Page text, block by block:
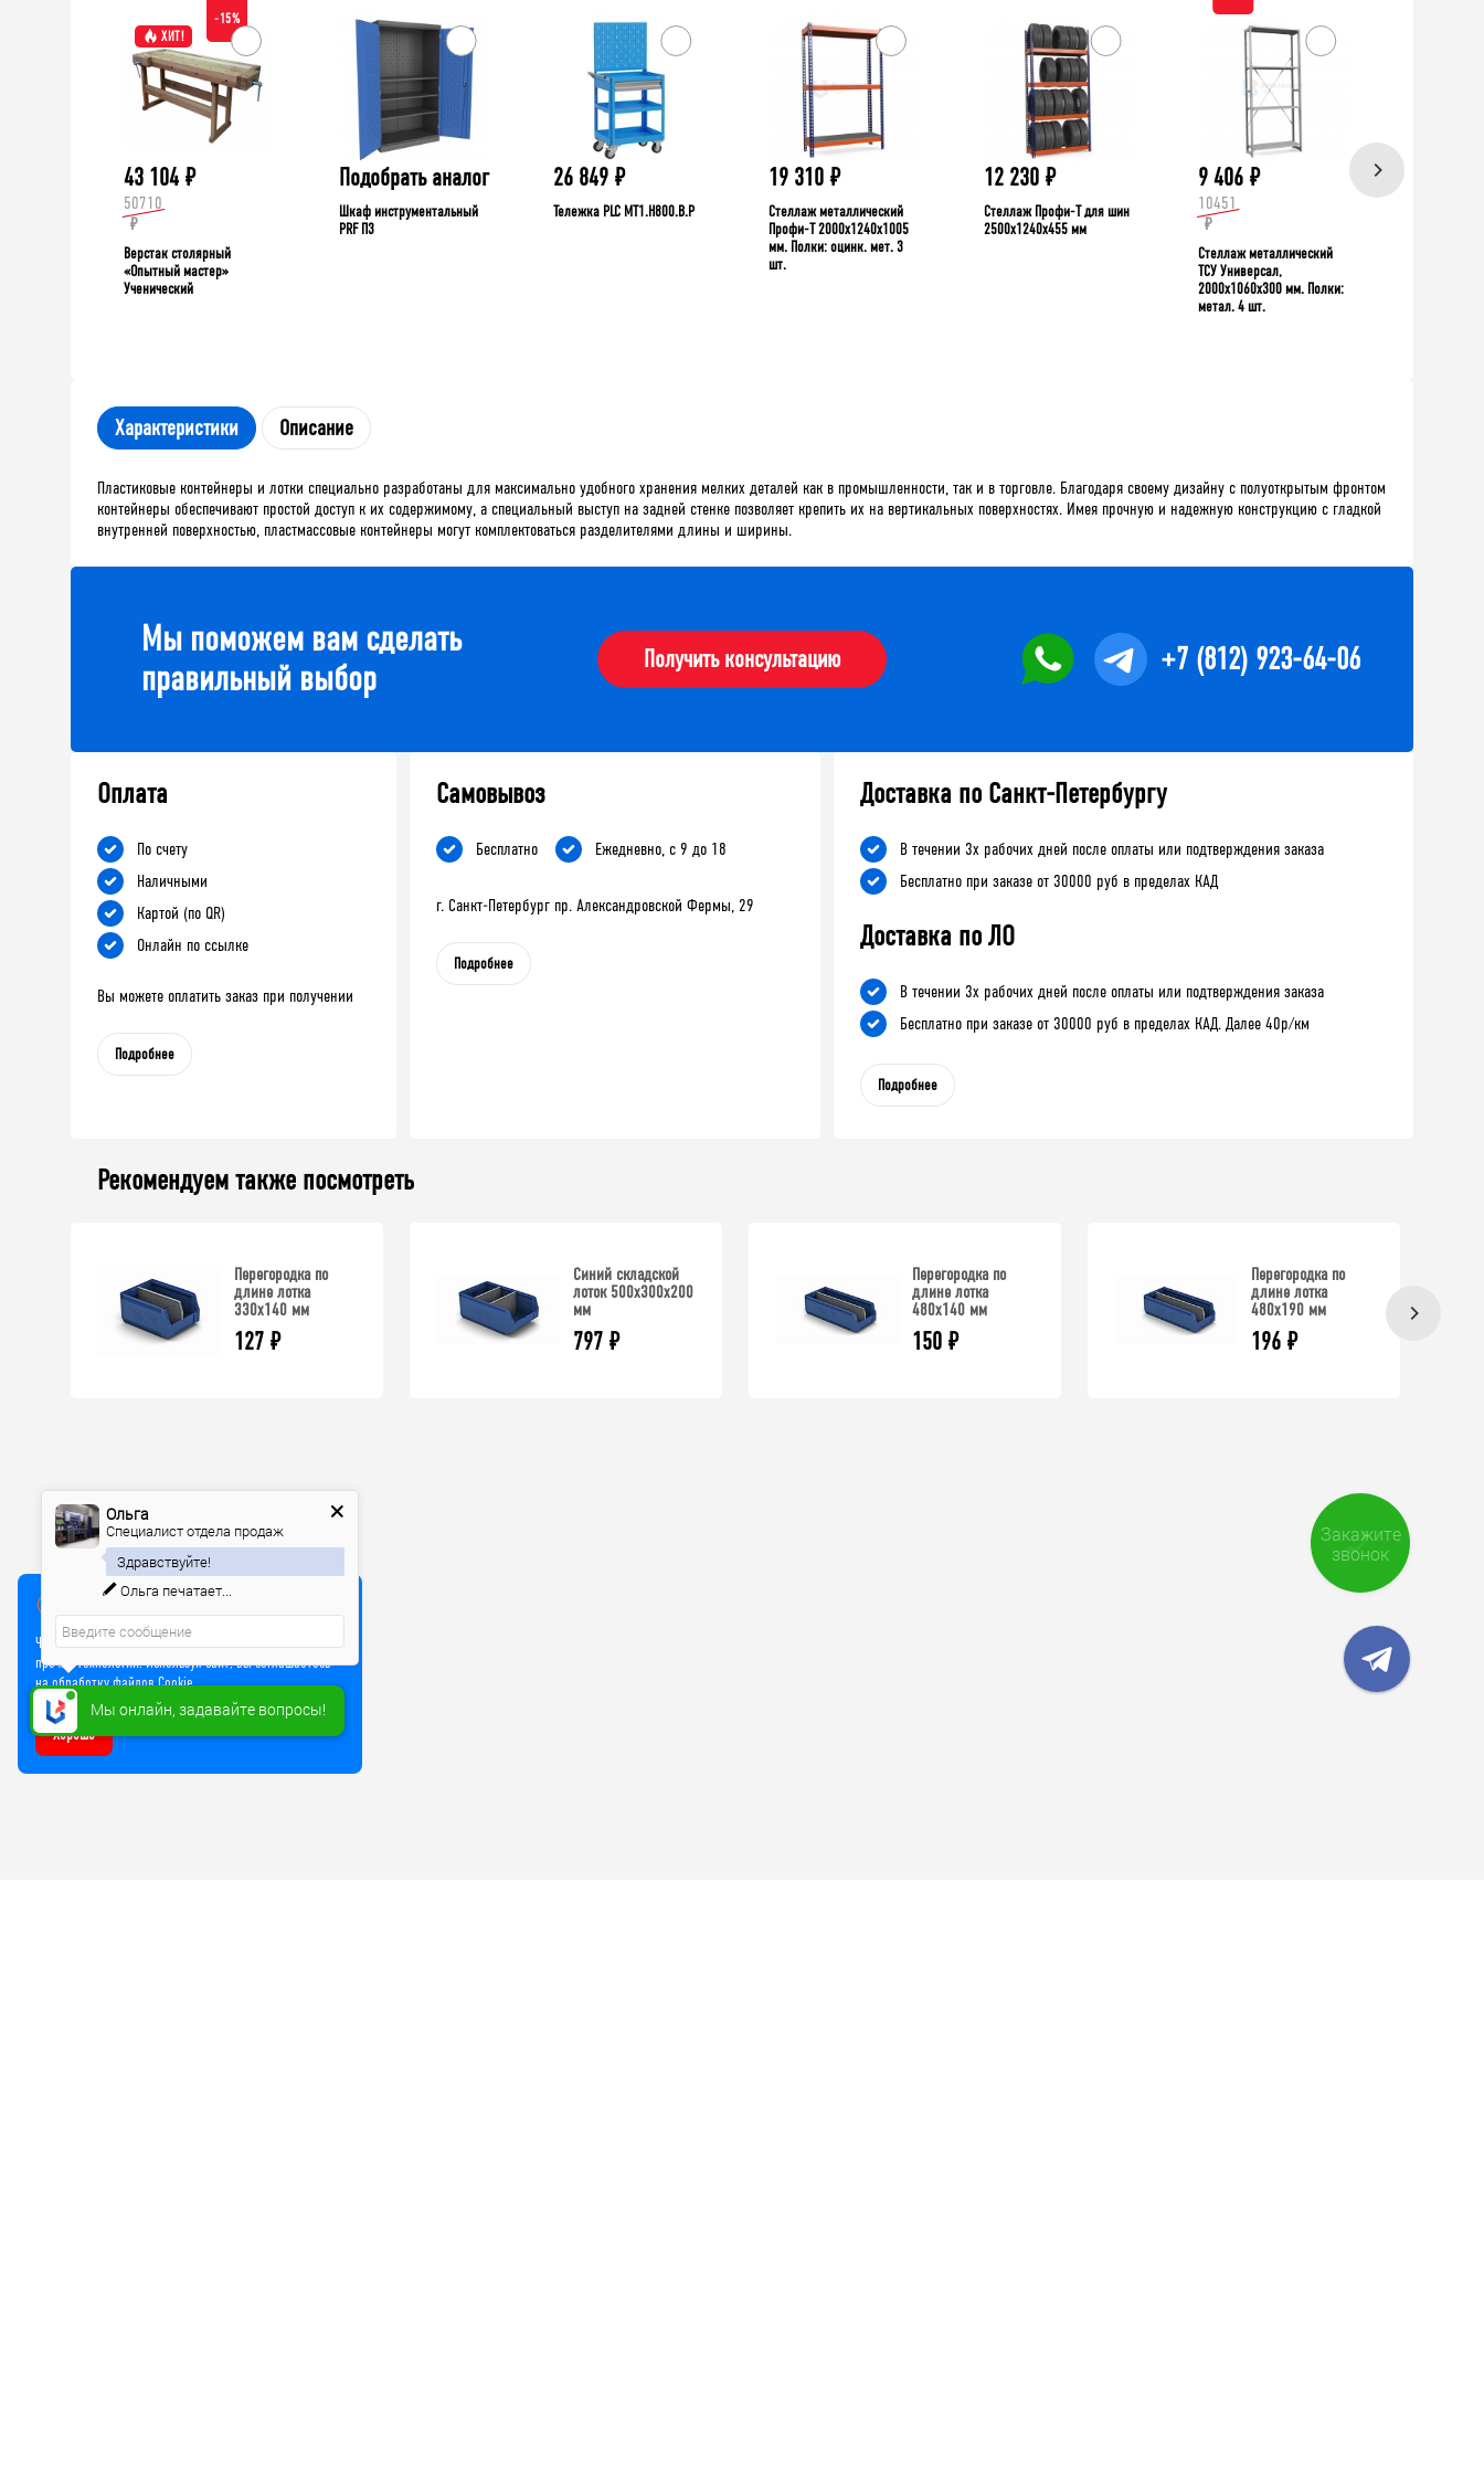
ХИТ!
-15%
43 104 ₽
50710
₽
Верстак столярный
«Опытный мастер»
Ученический
Подобрать аналог
Шкаф инструментальный
PRF П3
26 849 ₽
Тележка PLC МT1.H800.В.Р
19 310 ₽
Стеллаж металлический
Профи-Т 2000x1240x1005
мм. Полки: оцинк. мет. 3
шт.
12 230 ₽
Стеллаж Профи-Т для шин
2500x1240x455 мм
9 406 ₽
10451
₽
Стеллаж металлический
ТСУ Универсал,
2000x1060x300 мм. Полки:
метал. 4 шт.
Характеристики Описание
Пластиковые контейнеры и лотки специально разработаны для максимально удобного хранения мелких деталей как в промышленности, так и в торговле. Благодаря своему дизайну с полуоткрытым фронтом
контейнеры обеспечивают простой доступ к их содержимому, а специальный выступ на задней стенке позволяет крепить их на вертикальных поверхностях. Имея прочную и надежную конструкцию с гладкой
внутренней поверхностью, пластмассовые контейнеры могут комплектоваться разделителями длины и ширины.
Мы поможем вам сделать
правильный выбор
Получить консультацию +7 (812) 923-64-06
Оплата
По счету
Наличными
Картой (по QR)
Онлайн по ссылке
Вы можете оплатить заказ при получении
Подробнее
Самовывоз
Бесплатно Ежедневно, с 9 до 18
г. Санкт-Петербург пр. Александровской Фермы, 29
Подробнее
Доставка по Санкт-Петербургу
В течении 3х рабочих дней после оплаты или подтверждения заказа
Бесплатно при заказе от 30000 руб в пределах КАД
Доставка по ЛО
В течении 3х рабочих дней после оплаты или подтверждения заказа
Бесплатно при заказе от 30000 руб в пределах КАД. Далее 40р/км
Подробнее
Рекомендуем также посмотреть
Перегородка по
длине лотка
330х140 мм
127 ₽
Синий складской
лоток 500х300х200
мм
797 ₽
Перегородка по
длине лотка
480х140 мм
150 ₽
Перегородка по
длине лотка
480х190 мм
196 ₽
Чтобы улучшить работу сайта, мы используем Cookie и
прочие технологии. Используя сайт, вы соглашаетесь
на обработку файлов Cookie
Хорошо
Закажите
звонок
Мы онлайн, задавайте вопросы!
Ольга
Специалист отдела продаж
Здравствуйте!
Ольга печатает...